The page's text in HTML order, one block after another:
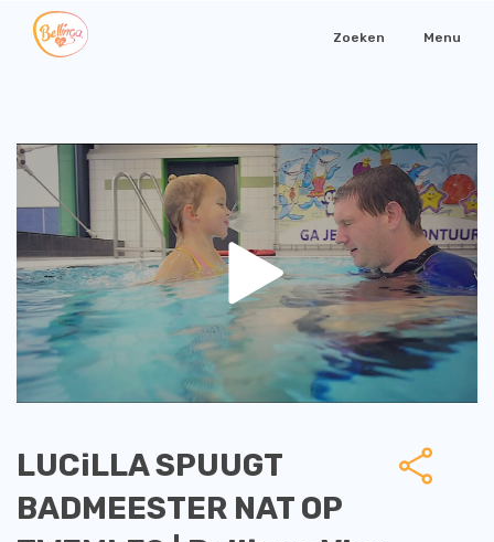
Zoeken Menu
LUCiLLA SPUUGT
BADMEESTER NAT OP